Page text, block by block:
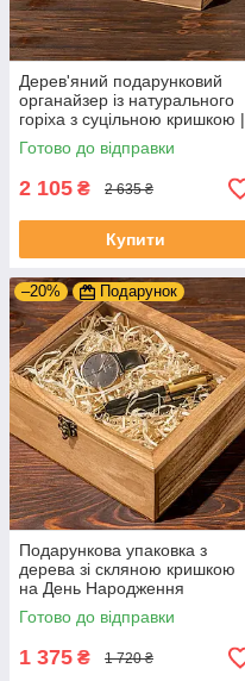
Дерев'яний подарунковий
органайзер із натурального
горіха з суцільною кришкою |
XL - 342x180x77 мм
Готово до відправки
2 105 ₴ 2 635 ₴
Купити
–20% Подарунок
Подарункова упаковка з
дерева зі скляною кришкою
на День Народження
чоловікові | M - 208x180x82
мм
Готово до відправки
1 375 ₴ 1 720 ₴